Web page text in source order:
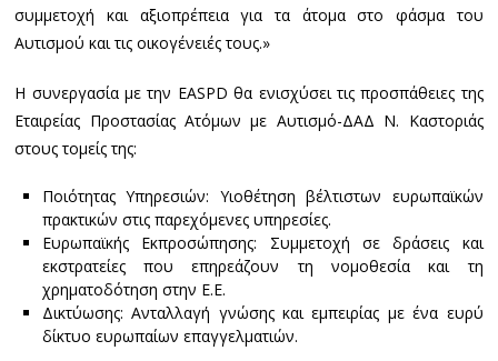
συμμετοχή και αξιοπρέπεια για τα άτομα στο φάσμα του
Αυτισμού και τις οικογένειές τους.»
Η συνεργασία με την EASPD θα ενισχύσει τις προσπάθειες της
Εταιρείας Προστασίας Ατόμων με Αυτισμό-ΔΑΔ Ν. Καστοριάς
στους τομείς της:
Ποιότητας Υπηρεσιών: Υιοθέτηση βέλτιστων ευρωπαϊκών
πρακτικών στις παρεχόμενες υπηρεσίες.
Ευρωπαϊκής Εκπροσώπησης: Συμμετοχή σε δράσεις και
εκστρατείες που επηρεάζουν τη νομοθεσία και τη
χρηματοδότηση στην Ε.Ε.
Δικτύωσης: Ανταλλαγή γνώσης και εμπειρίας με ένα ευρύ
δίκτυο ευρωπαίων επαγγελματιών.